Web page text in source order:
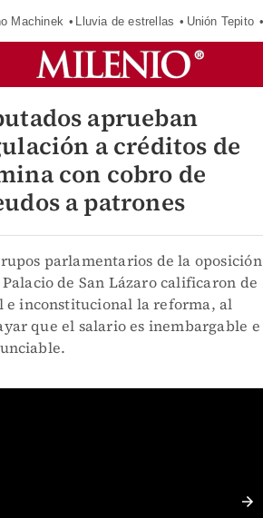
Machinek Lluvia de estrellas Unión Tepito
aprueban
a créditos de
con cobro de
a patrones
parlamentarios de la oposición
de San Lázaro calificaron de
e inconstitucional la reforma, al
que el salario es inembargable e